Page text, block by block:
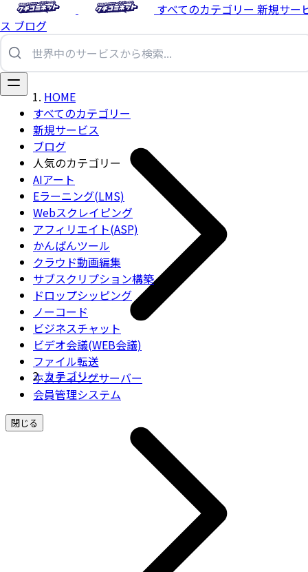
すべてのカテゴリー 新規サー
ス ブログ
すべてのカテゴリー
新規サービス
ブログ
人気のカテゴリー
AIアート
Eラーニング(LMS)
Webスクレイピング
アフィリエイト(ASP)
かんばんツール
クラウド動画編集
サブスクリプション構築
ドロップシッピング
ノーコード
ビジネスチャット
ビデオ会議(WEB会議)
ファイル転送
ホスティングサーバー
会員管理システム
閉じる
HOME
カテゴリー